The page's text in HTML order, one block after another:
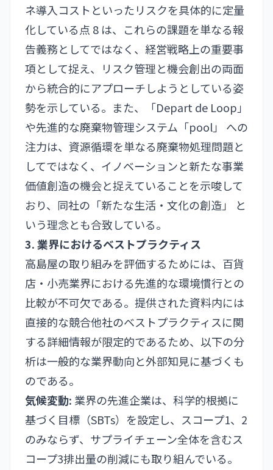
ネ導入コストといったリスクを具体的に定量
化している点 8 は、これらの課題を単なる報
告義務としてではなく、経営戦略上の重要事
項として捉え、リスク管理と機会創出の両面
から統合的にアプローチしようとしている姿
勢を示している。また、「Depart de Loop」
や先進的な廃棄物管理システム「pool」 への
注力は、資源循環を単なる廃棄物処理問題と
してではなく、イノベーションと新たな事業
価値創造の機会と捉えていることを示唆して
おり、同社の「新たな生活・文化の創造」 と
いう理念とも合致している。
3. 業界におけるベストプラクティス
高島屋の取り組みを評価するためには、百貨
店・小売業界における先進的な環境慣行との
比較が不可欠である。提供された資料内には
直接的な競合他社のベストプラクティスに関
する詳細情報が限定的であるため、以下の分
析は一般的な業界動向と外部知見に基づくも
のである。
気候変動: 業界の先進企業は、科学的根拠に
基づく目標（SBTs）を設定し、スコープ1、2
のみならず、サプライチェーン全体を含むス
コープ3排出量の削減にも取り組んでいる。